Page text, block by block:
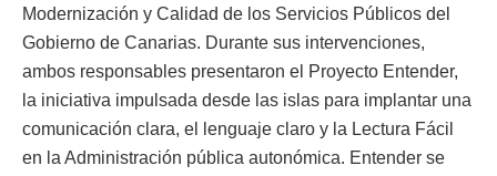
Modernización y Calidad de los Servicios Públicos del
Gobierno de Canarias. Durante sus intervenciones,
ambos responsables presentaron el Proyecto Entender,
la iniciativa impulsada desde las islas para implantar una
comunicación clara, el lenguaje claro y la Lectura Fácil
en la Administración pública autonómica. Entender se